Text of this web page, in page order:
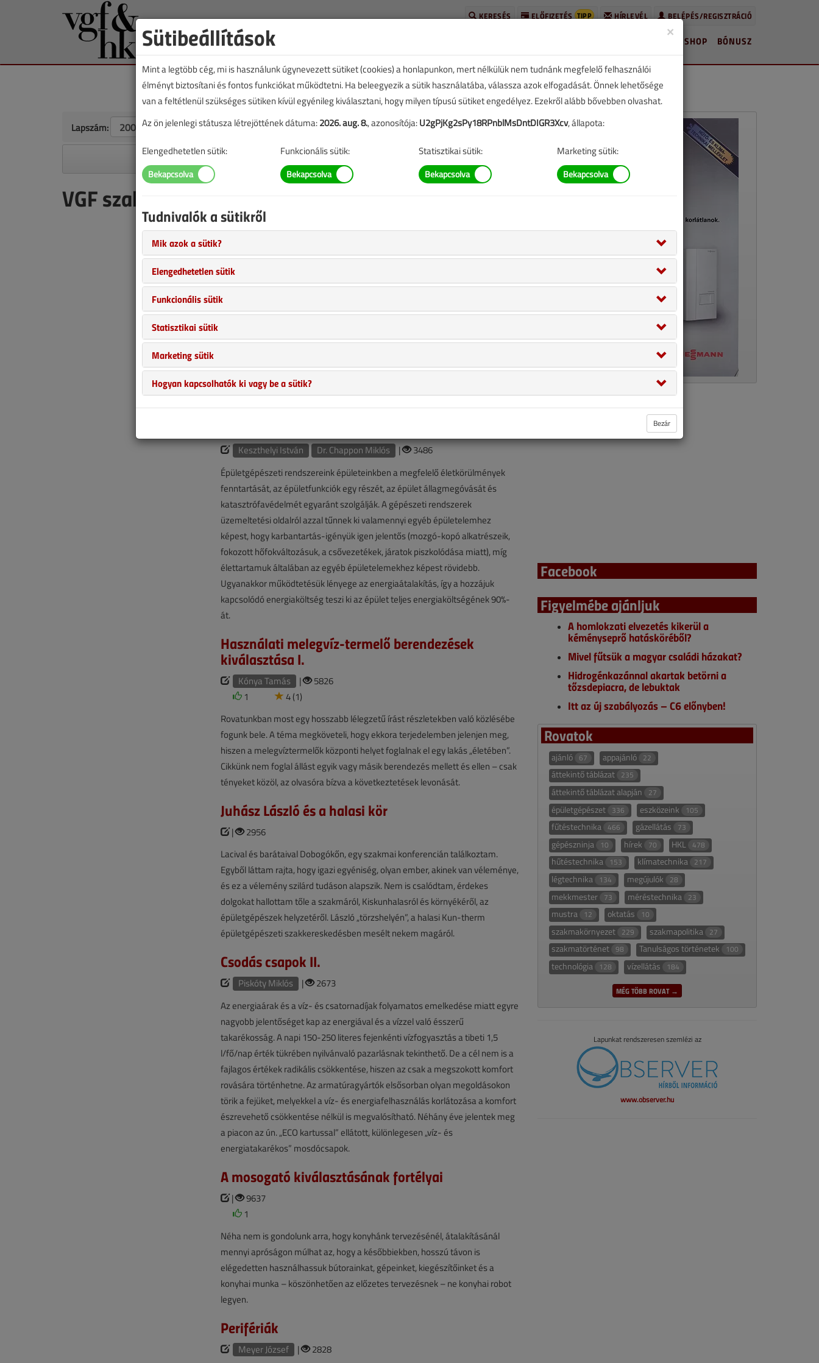
BELÉPÉS/REGISZTRÁCIÓ
HÍRLEVÉL
ELŐFIZETÉS TIPP
KERESÉS
BÓNUSZ
SHOP
Lapszám: ÉVES BONTÁS
A megjelenések éves ütemezése a Médiaajánlat
VGF szaklap 2002. július-augusztus
Kondenzációs kazánok
A technikai fejlődés – magától értetődően – a fűtőberendezések területén is
nagy léptekkel halad. A gyártók egyre hatékonyabb, komfortosabb
piacon elfoglalt helyüket. Ennek a versenynek ez egyik – már nem is olyan új –
régóta ismert, de a gyakorlatban történő alkalmazása – számos ok miatt
(melyekről a továbbiakban bővebben is lesz szó) – csak az elmúlt évtizedben
Keszthelyi István Dr. Chappon Miklós |
3486
Épületgépészeti rendszereink épületeinkben a megfelelő életkörülmények
fenntartását, az épületfunkciók egy részét, az épület állagmegóvását és
katasztrófavédelmét egyaránt szolgálják. A gépészeti rendszerek
üzemeltetési oldalról azzal tűnnek ki valamennyi egyéb épületelemhez
képest, hogy karbantartás-igényük igen jelentős (mozgó-kopó alkatrészeik,
fokozott hőfokváltozásuk, a csővezetékek, járatok piszkolódása miatt), míg
élettartamuk általában az egyéb épületelemekhez képest rövidebb.
Ugyanakkor működtetésük lényege az energiaátalakítás, így a hozzájuk
kapcsolódó energiaköltség teszi ki az épület teljes energiaköltségének 90%-
át.
Használati melegvíz-termelő berendezések
kiválasztása I.
Kónya Tamás |
5826
1
4 (1)
Rovatunkban most egy hosszabb lélegzetű írást részletekben való közlésébe
fogunk bele. A téma megköveteli, hogy ekkora terjedelemben jelenjen meg,
hiszen a melegvíztermelők központi helyet foglalnak el egy lakás „életében”.
Cikkünk nem foglal állást egyik vagy másik berendezés mellett és ellen – csak
tényeket közöl, az olvasóra bízva a következtetések levonását.
Juhász László és a halasi kör
|
2956
Lacival és barátaival Dobogókőn, egy szakmai konferencián találkoztam.
Egyből láttam rajta, hogy igazi egyéniség, olyan ember, akinek van véleménye,
és ez a vélemény szilárd tudáson alapszik. Nem is csalódtam, érdekes
dolgokat hallottam tőle a szakmáról, Kiskunhalasról és környékéről, az
épületgépészek helyzetéről. László „törzshelyén”, a halasi Kun-therm
épületgépészeti szakkereskedésben mesélt nekem magáról.
Csodás csapok II.
Piskóty Miklós |
2673
Az energiaárak és a víz- és csatornadíjak folyamatos emelkedése miatt egyre
nagyobb jelentőséget kap az energiával és a vízzel való ésszerű
takarékosság. A napi 150-250 literes fejenkénti vízfogyasztás a tibeti 1,5
l/fő/nap érték tükrében nyilvánvaló pazarlásnak tekinthető. De a cél nem is a
fajlagos értékek radikális csökkentése, hiszen az csak a megszokott komfort
rovására történhetne. Az armatúragyártók elsősorban olyan megoldásokon
törik a fejüket, melyekkel a víz- és energiafelhasználás korlátozása a komfort
észrevehető csökkentése nélkül is megvalósítható. Néhány éve jelentek meg
a piacon az ún. „ECO kartussal” ellátott, különlegesen „víz- és
energiatakarékos” mosdócsapok.
A mosogató kiválasztásának fortélyai
|
9637
1
Néha nem is gondolunk arra, hogy konyhánk tervezésénél, átalakításánál
mennyi apróságon múlhat az, hogy a későbbiekben, hosszú távon is
elégedetten használhassuk bútorainkat, gépeinket, kiegészítőinket és a
konyhai munka – köszönhetően az előzetes tervezésnek – ne konyhai robot
legyen.
Perifériák
Meyer József |
2828
Facebook
Figyelmébe ajánljuk
A homlokzati elvezetés kikerül a
kéményseprő hatásköréből?
Mivel fűtsük a magyar családi házakat?
Hidrogénkazánnal akartak betörni a
tőzsdepiacra, de lebuktak
Itt az új szabályozás – C6 előnyben!
Rovatok
ajánló 67 appajánló 22
áttekintő táblázat 235
áttekintő táblázat alapján 27
épületgépészet 336 eszközeink 105
fűtéstechnika 466 gázellátás 73
gépészninja 10 hírek 70 HKL 478
hűtéstechnika 153 klímatechnika 217
légtechnika 134 megújulók 28
mekkmester 73 méréstechnika 23
mustra 12 oktatás 10
szakmakörnyezet 229 szakmapolitika 27
szakmatörténet 98 Tanulságos történetek 100
technológia 128 vízellátás 184
MÉG TÖBB ROVAT →
Lapunkat rendszeresen szemlézi az
www.observer.hu
×
Sütibeállítások
Mint a legtöbb cég, mi is használunk úgynevezett sütiket (cookies) a honlapunkon, mert nélkülük nem tudnánk megfelelő felhasználói
élményt biztosítani és fontos funkciókat működtetni. Ha beleegyezik a sütik használatába, válassza azok elfogadását. Önnek lehetősége
van a feltétlenül szükséges sütiken kívül egyénileg kiválasztani, hogy milyen típusú sütiket engedélyez. Ezekről alább bővebben olvashat.
Az ön jelenlegi státusza létrejöttének dátuma:2026. aug. 8., azonosítója:U2gPjKg2sPy18RPnblMsDntDIGR3Xcv, állapota:
Elengedhetetlen sütik: Funkcionális sütik: Statisztikai sütik: Marketing sütik:
Tudnivalók a sütikről
Mik azok a sütik?
Elengedhetetlen sütik
Funkcionális sütik
Statisztikai sütik
Marketing sütik
Hogyan kapcsolhatók ki vagy be a sütik?
Bezár